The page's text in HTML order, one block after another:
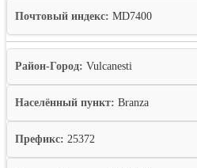
Почтовый индекс: MD7400
Район-Город: Vulcanesti
Населённый пункт: Branza
Префикс: 25372